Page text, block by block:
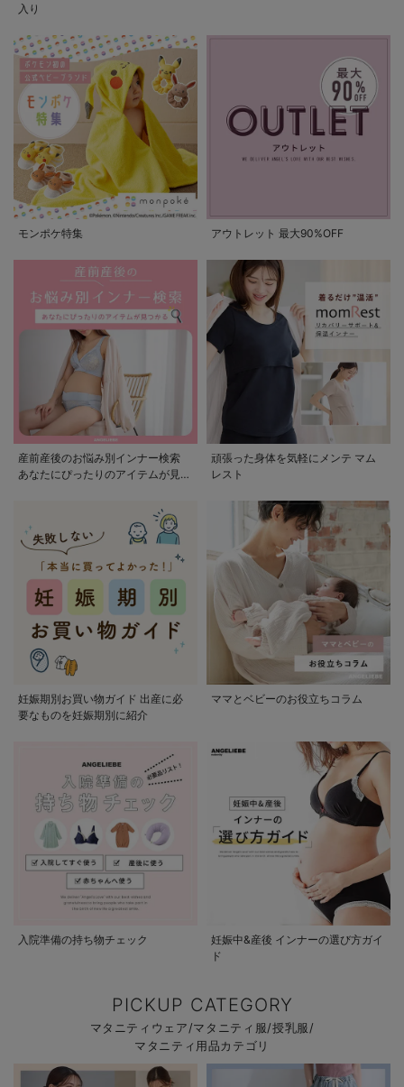
入り
モンポケ特集 アウトレット 最大90%OFF
産前産後のお悩み別インナー検索
あなたにぴったりのアイテムが見つ
頑張った身体を気軽にメンテ マム
レスト
妊娠期別お買い物ガイド 出産に必
要なものを妊娠期別に紹介
ママとベビーのお役立ちコラム
入院準備の持ち物チェック
妊娠中&産後 インナーの選び方ガイ
ド
PICKUP CATEGORY
マタニティウェア/マタニティ服/授乳服/
マタニティ用品カテゴリ